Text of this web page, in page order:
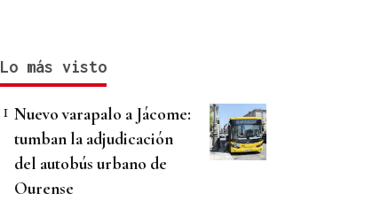
Lo más visto
Nuevo varapalo a Jácome:
tumban la adjudicación
del autobús urbano de
Ourense